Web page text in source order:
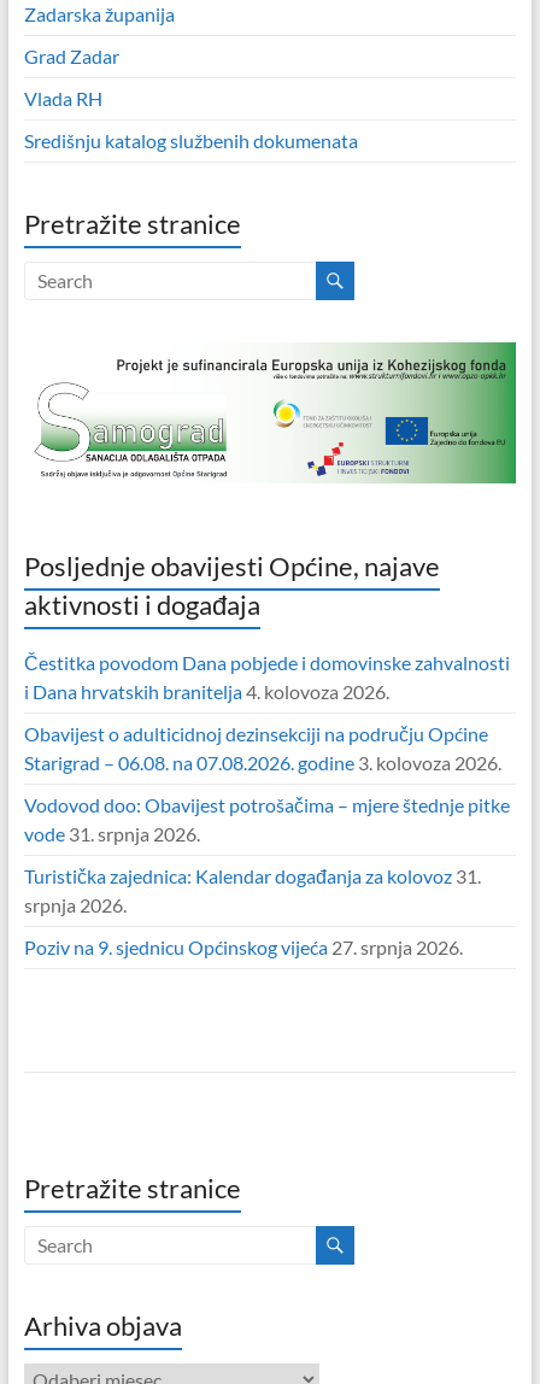
Zadarska županija
Grad Zadar
Vlada RH
Središnju katalog službenih dokumenata
Pretražite stranice
Posljednje obavijesti Općine, najave
aktivnosti i događaja
Čestitka povodom Dana pobjede i domovinske zahvalnosti
i Dana hrvatskih branitelja4. kolovoza 2026.
Obavijest o adulticidnoj dezinsekciji na području Općine
Starigrad – 06.08. na 07.08.2026. godine 3. kolovoza 2026.
Vodovod doo: Obavijest potrošačima – mjere štednje pitke
vode 31. srpnja 2026.
Turistička zajednica: Kalendar događanja za kolovoz 31.
srpnja 2026.
Poziv na 9. sjednicu Općinskog vijeća 27. srpnja 2026.
Pretražite stranice
Arhiva objava
Arhiva